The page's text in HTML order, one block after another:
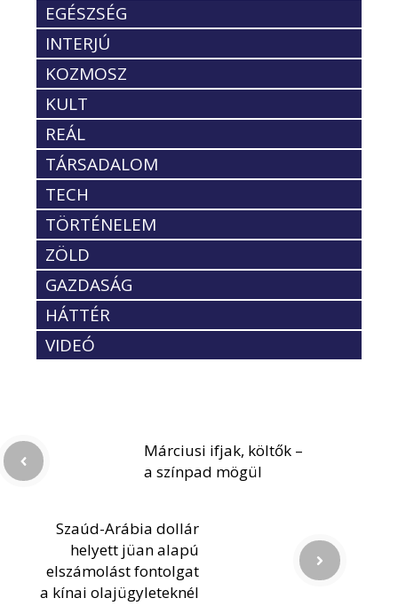
EGÉSZSÉG
INTERJÚ
KOZMOSZ
KULT
REÁL
TÁRSADALOM
TECH
TÖRTÉNELEM
ZÖLD
GAZDASÁG
HÁTTÉR
VIDEÓ
Márciusi ifjak, költők –
a színpad mögül
Szaúd-Arábia dollár
helyett jüan alapú
elszámolást fontolgat
a kínai olajügyleteknél